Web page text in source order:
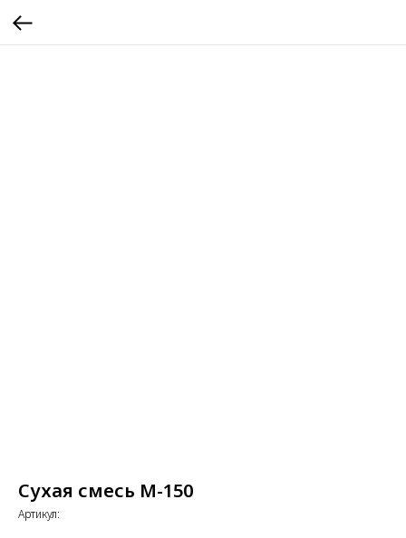
Сухая смесь M-150
Артикул: